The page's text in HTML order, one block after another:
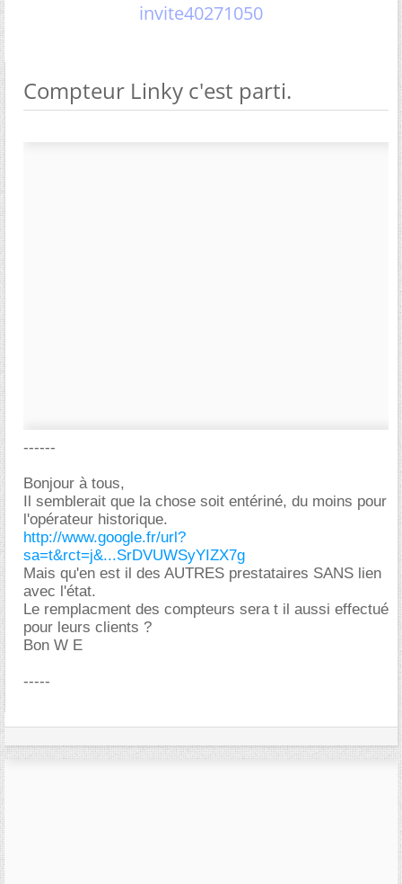
invite40271050
Compteur Linky c'est parti.
------
Bonjour à tous,
Il semblerait que la chose soit entériné, du moins pour
l'opérateur historique.
http://www.google.fr/url?
sa=t&rct=j&...SrDVUWSyYIZX7g
Mais qu'en est il des AUTRES prestataires SANS lien
avec l'état.
Le remplacment des compteurs sera t il aussi effectué
pour leurs clients ?
Bon W E
-----